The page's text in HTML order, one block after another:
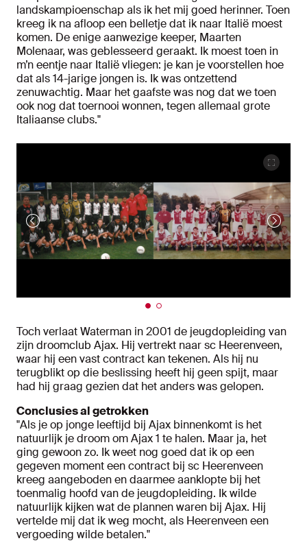
landskampioenschap als ik het mij goed herinner. Toen
kreeg ik na afloop een belletje dat ik naar Italië moest
komen. De enige aanwezige keeper, Maarten
Molenaar, was geblesseerd geraakt. Ik moest toen in
m’n eentje naar Italië vliegen: je kan je voorstellen hoe
dat als 14-jarige jongen is. Ik was ontzettend
zenuwachtig. Maar het gaafste was nog dat we toen
ook nog dat toernooi wonnen, tegen allemaal grote
Italiaanse clubs."
Toch verlaat Waterman in 2001 de jeugdopleiding van
zijn droomclub Ajax. Hij vertrekt naar sc Heerenveen,
waar hij een vast contract kan tekenen. Als hij nu
terugblikt op die beslissing heeft hij geen spijt, maar
had hij graag gezien dat het anders was gelopen.
Conclusies al getrokken
"Als je op jonge leeftijd bij Ajax binnenkomt is het
natuurlijk je droom om Ajax 1 te halen. Maar ja, het
ging gewoon zo. Ik weet nog goed dat ik op een
gegeven moment een contract bij sc Heerenveen
kreeg aangeboden en daarmee aanklopte bij het
toenmalig hoofd van de jeugdopleiding. Ik wilde
natuurlijk kijken wat de plannen waren bij Ajax. Hij
vertelde mij dat ik weg mocht, als Heerenveen een
vergoeding wilde betalen."